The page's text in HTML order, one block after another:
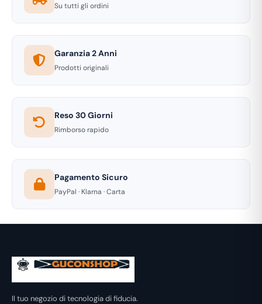
Su tutti gli ordini
Garanzia 2 Anni
Prodotti originali
Reso 30 Giorni
Rimborso rapido
Pagamento Sicuro
PayPal · Klarna · Carta
Il tuo negozio di tecnologia di fiducia.